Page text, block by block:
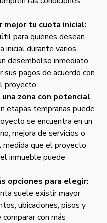
mejor tu cuota inicial:
para quienes desean
inicial durante varios
desembolso inmediato,
pagos de acuerdo con
proyecto.
zona con potencial
etapas tempranas puede
se encuentra en un
mejora de servicios o
medida que el proyecto
inmueble puede
opciones para elegir:
suele existir mayor
ubicaciones, pisos y
con más